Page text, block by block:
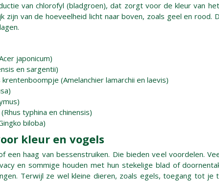
van chlorofyl (bladgroen), dat zorgt voor de kleur van
zijn van de hoeveelheid licht naar boven, zoals geel en
japonicum)
en sargentii)
(Amelanchier lamarchii en laevis)
typhina en chinensis)
biloba)
kleur en vogels
een haag van bessenstruiken. Die bieden veel voordelen.
en sommige houden met hun stekelige blad of
Terwijl ze wel kleine dieren, zoals egels, toegang tot